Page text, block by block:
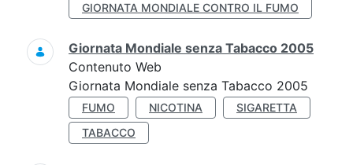
GIORNATA MONDIALE CONTRO IL FUMO
Giornata Mondiale senza Tabacco 2005
Contenuto Web
Giornata Mondiale senza Tabacco 2005
FUMO NICOTINA
SIGARETTA
TABACCO